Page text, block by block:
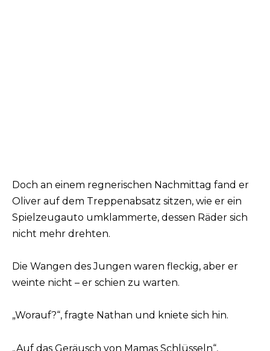
Doch an einem regnerischen Nachmittag fand er
Oliver auf dem Treppenabsatz sitzen, wie er ein
Spielzeugauto umklammerte, dessen Räder sich
nicht mehr drehten.
Die Wangen des Jungen waren fleckig, aber er
weinte nicht – er schien zu warten.
„Worauf?“, fragte Nathan und kniete sich hin.
„Auf das Geräusch von Mamas Schlüsseln“,